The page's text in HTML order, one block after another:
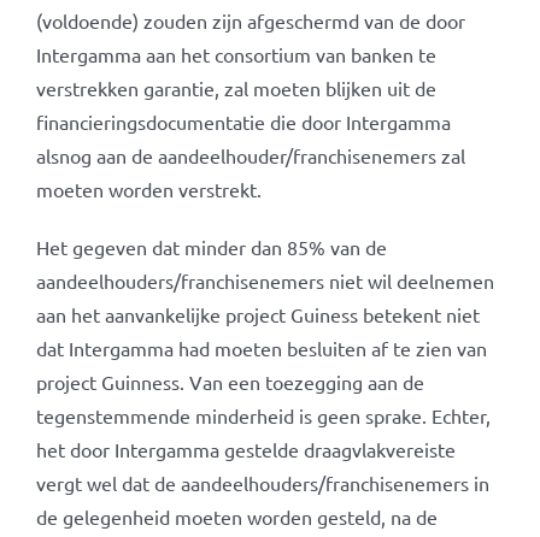
(voldoende) zouden zijn afgeschermd van de door
Intergamma aan het consortium van banken te
verstrekken garantie, zal moeten blijken uit de
financieringsdocumentatie die door Intergamma
alsnog aan de aandeelhouder/franchisenemers zal
moeten worden verstrekt.
Het gegeven dat minder dan 85% van de
aandeelhouders/franchisenemers niet wil deelnemen
aan het aanvankelijke project Guiness betekent niet
dat Intergamma had moeten besluiten af te zien van
project Guinness. Van een toezegging aan de
tegenstemmende minderheid is geen sprake. Echter,
het door Intergamma gestelde draagvlakvereiste
vergt wel dat de aandeelhouders/franchisenemers in
de gelegenheid moeten worden gesteld, na de